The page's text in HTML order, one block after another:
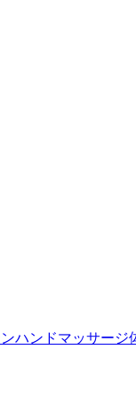
ハンドマッサージ